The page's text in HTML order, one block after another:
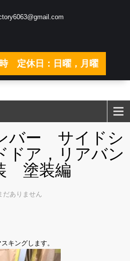
定休日：日曜，月曜
バー サイドシ
ドア，リアバン
塗装編
だありません
キングします。